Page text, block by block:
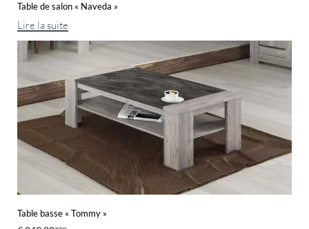
Table de salon « Naveda »
Lire la suite
Table basse « Tommy »